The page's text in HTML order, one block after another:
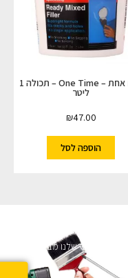
פעם אחת – One Time – תכולה 1
ליטר
₪47.00
הוספה לסל
לניוזלטר שלנו מבטיחים לא